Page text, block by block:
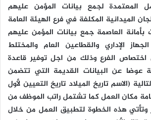
المعتمدة لجمع بيانات المؤمن عليهم
الميدانية المكلفة في فرع الهيئة العامة
بأمانة العاصمة جمع بيانات المؤمن عليهم
الإداري والقطاعين العام والمختلط
الفرع وذلك من اجل توفير قاعدة
عوضا عن البيانات القديمة التي تتضمن
(الاسم تاريخ الميلاد تاريخ التعيين لأول
مكان العمل كما تشتمل راتب الموظف من
هذه الخطوة لتطبيق العمل من خلال